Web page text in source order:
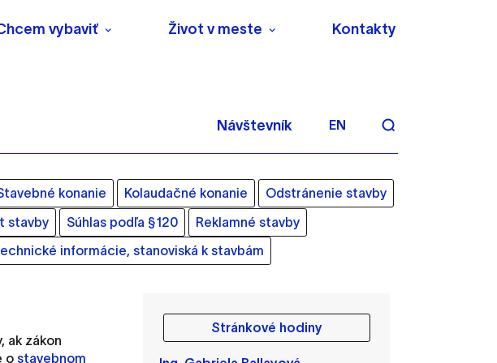
vybaviť Život v meste Kontakty
Návštevník EN
konanie Kolaudačné konanie
Odstránenie stavby
stavby Súhlas podľa §120
Reklamné stavby
informácie, stanoviská k stavbám
ak zákon
o stavebnom
Stránkové hodiny
informácie o vašej aktivite a preferenciách.
Vaše prihlásenie alebo aby sa uložila